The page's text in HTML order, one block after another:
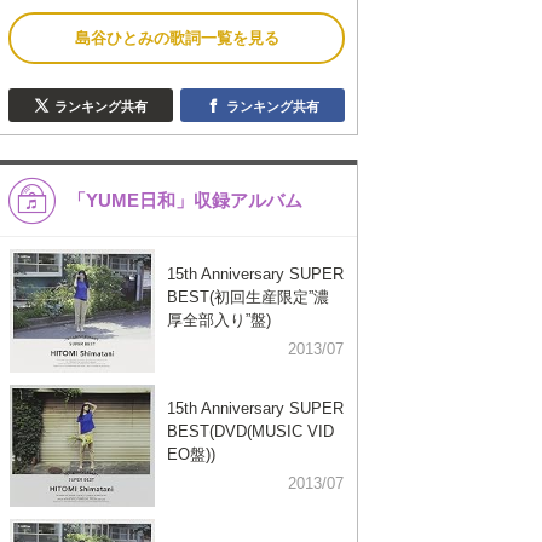
島谷ひとみの歌詞一覧を見る
ランキング共有 ランキング共有
「YUME日和」収録アルバム
15th Anniversary SUPER
BEST(初回生産限定”濃
厚全部入り”盤)
2013/07
15th Anniversary SUPER
BEST(DVD(MUSIC VID
EO盤))
2013/07